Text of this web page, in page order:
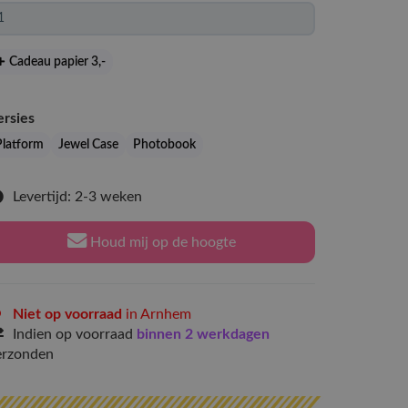
Cadeau papier 3,-
Jewel Case Photobook
Levertijd: 2-3 weken
Houd mij op de hoogte
Niet op voorraad in Arnhem
Indien op voorraad binnen 2 werkdagen